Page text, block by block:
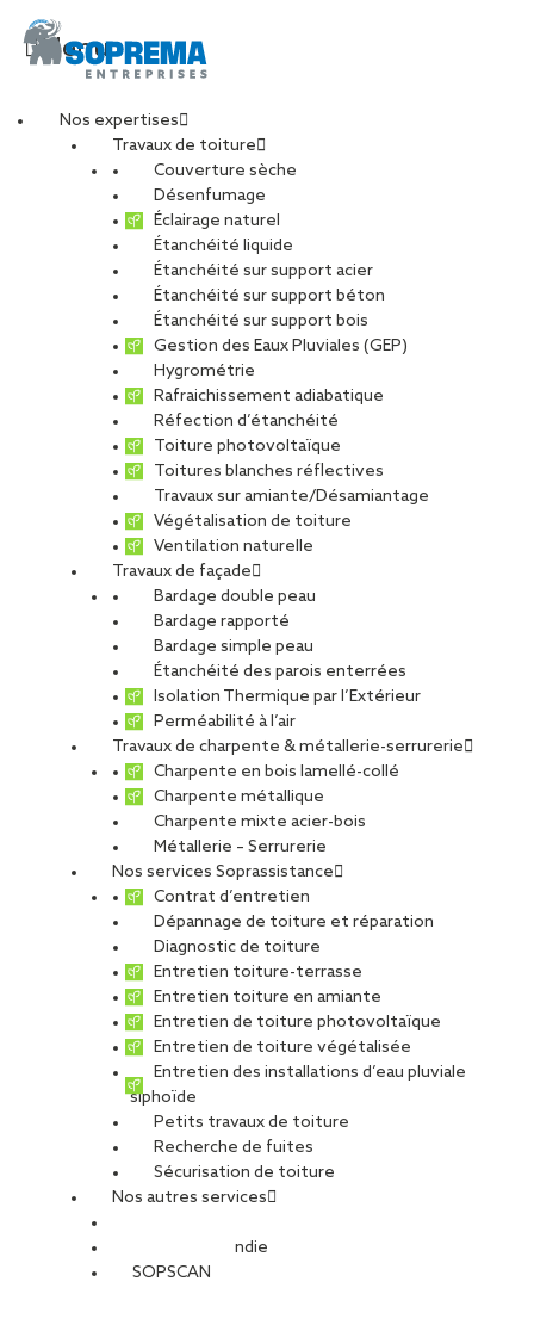
Menu
Nos expertises
Travaux de toiture
Couverture sèche
Désenfumage
Éclairage naturel
Étanchéité liquide
Étanchéité sur support acier
Étanchéité sur support béton
Étanchéité sur support bois
Gestion des Eaux Pluviales (GEP)
Hygrométrie
Rafraichissement adiabatique
Réfection d’étanchéité
Toiture photovoltaïque
Toitures blanches réflectives
Travaux sur amiante/Désamiantage
Végétalisation de toiture
Ventilation naturelle
Travaux de façade
Bardage double peau
Bardage rapporté
Bardage simple peau
Étanchéité des parois enterrées
Isolation Thermique par l’Extérieur
Perméabilité à l’air
Travaux de charpente & métallerie-serrurerie
Charpente en bois lamellé-collé
Charpente métallique
Charpente mixte acier-bois
Métallerie – Serrurerie
Nos services Soprassistance
Contrat d’entretien
Dépannage de toiture et réparation
Diagnostic de toiture
Entretien toiture-terrasse
Entretien toiture en amiante
Entretien de toiture photovoltaïque
Entretien de toiture végétalisée
Entretien des installations d’eau pluviale
siphoïde
Petits travaux de toiture
Recherche de fuites
Sécurisation de toiture
Nos autres services
Sécurité Incendie
SOPSCAN